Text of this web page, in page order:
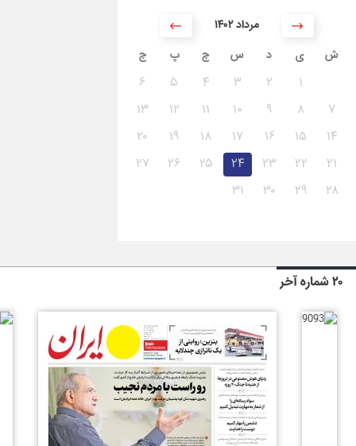
۱۴۰۲ مرداد
ش
ی د س چ پ ج
۱ ۲ ۳ ۴ ۵
۶
۷
۸ ۹ ۱۰ ۱۱ ۱۲
۱۳
۱۴
۱۵ ۱۶ ۱۷ ۱۸ ۱۹
۲۰
۲۱
۲۲ ۲۳ ۲۴ ۲۵ ۲۶
۲۷
۲۸
۲۹ ۳۰ ۳۱
۲۰ شماره آخر